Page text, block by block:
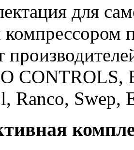
для
CONTROLS,
Ranco, Swep,